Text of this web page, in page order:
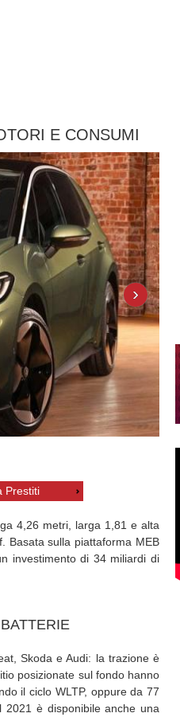
E CONSUMI
›
Prestiti
4,26 metri, larga 1,81 e alta
Basata sulla piattaforma MEB
investimento di 34 miliardi di
Skoda e Audi: la trazione è
posizionate sul fondo hanno
il ciclo WLTP, oppure da 77
è disponibile anche una